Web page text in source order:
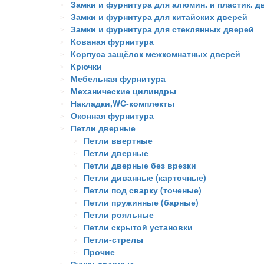
Замки и фурнитура для алюмин. и пластик.
Замки и фурнитура для китайских дверей
Замки и фурнитура для стеклянных дверей
Кованая фурнитура
Корпуса защёлок межкомнатных дверей
Крючки
Мебельная фурнитура
Механические цилиндры
Накладки,WC-комплекты
Оконная фурнитура
Петли дверные
Петли ввертные
Петли дверные
Петли дверные без врезки
Петли диванные (карточные)
Петли под сварку (точеные)
Петли пружинные (барные)
Петли рояльные
Петли скрытой установки
Петли-стрелы
Прочие